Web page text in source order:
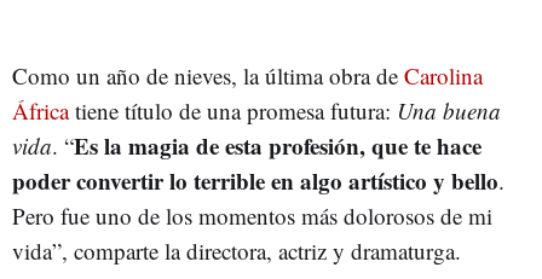
Como un año de nieves, la última obra de Carolina
Áfricatiene título de una promesa futura: Una buena
vida. “Es la magia de esta profesión, que te hace
poder convertir lo terrible en algo artístico y bello.
Pero fue uno de los momentos más dolorosos de mi
vida”, comparte la directora, actriz y dramaturga.